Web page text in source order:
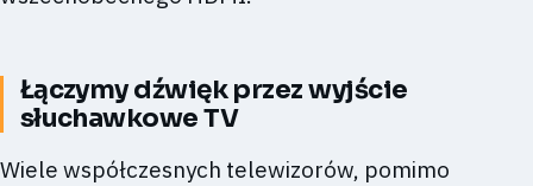
Łączymy dźwięk przez wyjście
słuchawkowe TV
Wiele współczesnych telewizorów, pomimo